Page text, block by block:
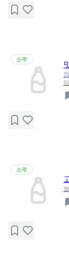
소주
소주